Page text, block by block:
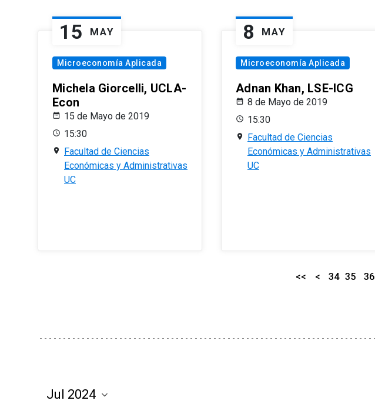
15 MAY
Microeconomía Aplicada
Michela Giorcelli, UCLA-
Econ
15 de Mayo de 2019
15:30
Facultad de Ciencias
Económicas y Administrativas
UC
8 MAY
Microeconomía Aplicada
Adnan Khan, LSE-ICG
8 de Mayo de 2019
15:30
Facultad de Ciencias
Económicas y Administrativas
UC
<< < 34 35 36